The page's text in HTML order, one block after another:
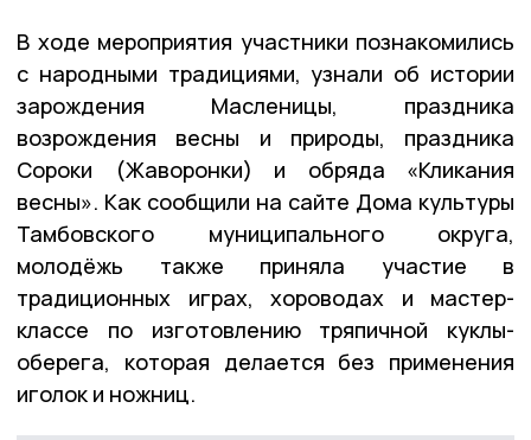
В ходе мероприятия участники познакомились
с народными традициями, узнали об истории
зарождения Масленицы, праздника
возрождения весны и природы, праздника
Сороки (Жаворонки) и обряда «Кликания
весны». Как сообщили на сайте Дома культуры
Тамбовского муниципального округа,
молодёжь также приняла участие в
традиционных играх, хороводах и мастер-
классе по изготовлению тряпичной куклы-
оберега, которая делается без применения
иголок и ножниц.